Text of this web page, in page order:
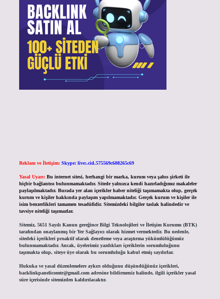
Reklam ve İletişim: Skype: live:.cid.575569c608265c69
Yasal Uyarı: Bu internet sitesi, herhangi bir marka, kurum veya şahıs şirketi ile
hiçbir bağlantısı bulunmamaktadır. Sitede yalnızca kendi hazırladığımız makaleler
paylaşılmaktadır. Burada yer alan içerikler haber niteliği taşımamakta olup, gerçek
kurum ve kişiler hakkında paylaşım yapılmamaktadır. Gerçek kurum ve kişiler ile
isim benzerlikleri tamamen tesadüfidir. Sitemizdeki bilgiler taslak halindedir ve
tavsiye niteliği taşımazlar.
Sitemiz, 5651 Sayılı Kanun gereğince Bilgi Teknolojileri ve İletişim Kurumu (BTK)
tarafından onaylanmış bir Yer Sağlayıcı olarak hizmet vermektedir. Bu nedenle,
sitedeki içerikleri proaktif olarak denetleme veya araştırma yükümlülüğümüz
bulunmamaktadır. Ancak, üyelerimiz yazdıkları içeriklerin sorumluluğunu
taşımakta olup, siteye üye olarak bu sorumluluğu kabul etmiş sayılırlar.
Hukuka ve yasal düzenlemelere aykırı olduğunu düşündüğünüz içerikleri,
backlinkpanelicomtr@gmail.comadresine bildirmeniz halinde, ilgili içerikler yasal
süre içerisinde sitemizden kaldırılacaktır.